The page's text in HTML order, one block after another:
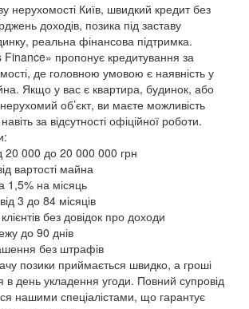
нерухомості Київ, швидкий кредит без
доходів, позика під заставу
реальна фінансова підтримка.
пропонує кредитування за
де головною умовою є наявність у
Якщо у вас є квартира, будинок, або
об’єкт, ви маєте можливість
за відсутності офіційної роботи.
20 000 до 20 000 000 грн
вартості майна
1,5% на місяць
3 до 84 місяців
без довідок про доходи
до 90 днів
без штрафів
позики приймається швидко, а гроші
в день укладення угоди. Повний супровід
нашими спеціалістами, що гарантує